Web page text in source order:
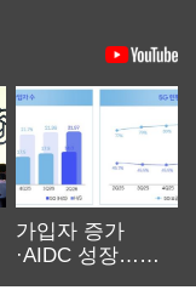
가입자 증가
·AIDC 성장…